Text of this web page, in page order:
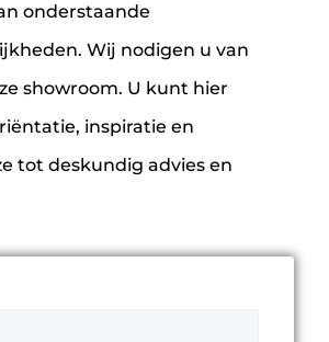
onderstaande
Wij nodigen u van
showroom. U kunt hier
inspiratie en
tot deskundig advies en